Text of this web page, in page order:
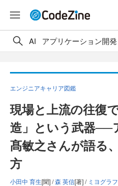
AI アプリケーション開発
エンジニアキャリア図鑑
現場と上流の往復
造」という武器──
髙敏之さんが語る
方
小田中 育生[聞] /森 英信[著] / ミヨグラ